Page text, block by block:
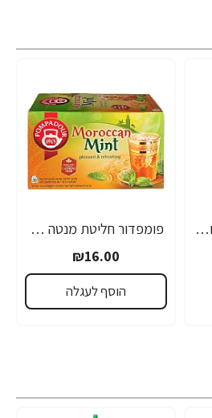
פומפדור חליטה קרה מוחיטו פירות יער 20 שקיקים - מבית POMDADOUR
פומפדור חליטת מנטה מרוקאית 20 שקיקים - מבית POMDADOUR
₪16.00
הוסף לעגלה